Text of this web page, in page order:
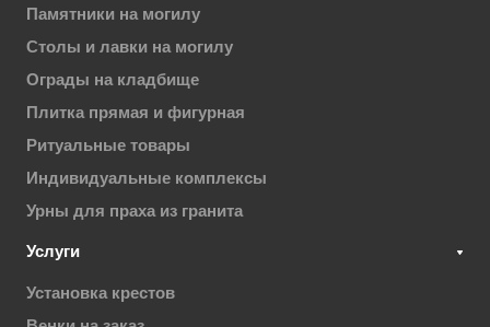
Памятники на могилу
Столы и лавки на могилу
Ограды на кладбище
Плитка прямая и фигурная
Ритуальные товары
Индивидуальные комплексы
Урны для праха из гранита
Услуги
Установка крестов